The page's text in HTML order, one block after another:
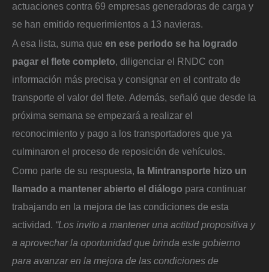
actuaciones contra 69 empresas generadoras de carga y
se han emitido requerimientos a 13 navieras.
A esa lista, suma que en ese periodo se ha logrado
pagar el flete completo, diligenciar el RNDC con
información más precisa y consignar en el contrato de
transporte el valor del flete. Además, señaló que desde la
próxima semana se empezará a realizar el
reconocimiento y pago a los transportadores que ya
culminaron el proceso de reposición de vehículos.
Como parte de su respuesta, la Mintransporte hizo un
llamado a mantener abierto el diálogo para continuar
trabajando en la mejora de las condiciones de esta
actividad. “Los invito a mantener una actitud propositiva y
a aprovechar la oportunidad que brinda este gobierno
para avanzar en la mejora de las condiciones de